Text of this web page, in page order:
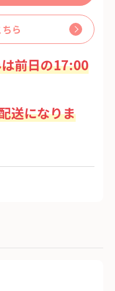
ら
前日の17:00
送になりま